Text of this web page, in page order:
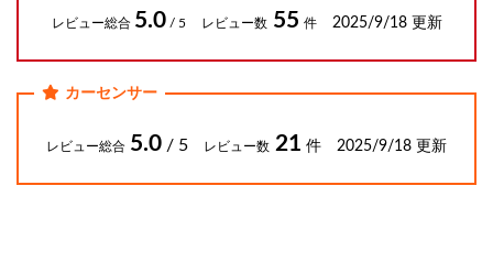
レビュー総合 5.0/ 5 レビュー数 55 件2025/9/18 更新
カーセンサー
レビュー総合 5.0 / 5 レビュー数 21 件 2025/9/18 更新